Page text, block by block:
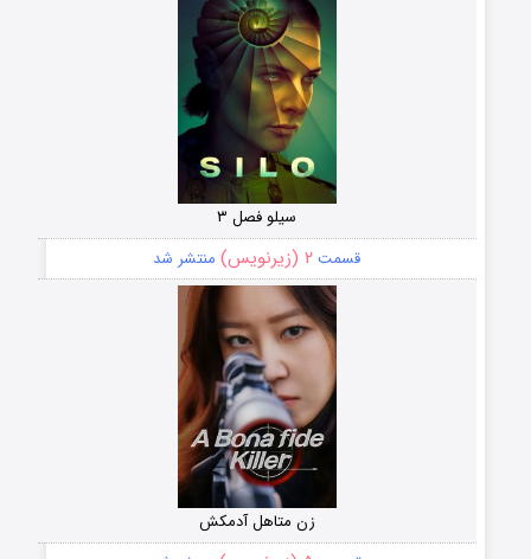
سیلو فصل ۳
قسمت ۲ (زیرنویس) منتشر شد
زن متاهل آدمکش